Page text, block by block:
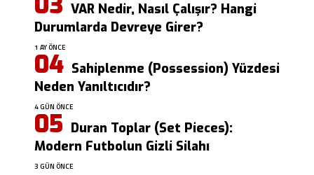
VAR Nedir, Nasıl Çalışır? Hangi
Durumlarda Devreye Girer?
1 AY ÖNCE
Sahiplenme (Possession) Yüzdesi
Neden Yanıltıcıdır?
4 GÜN ÖNCE
Duran Toplar (Set Pieces):
Modern Futbolun Gizli Silahı
3 GÜN ÖNCE